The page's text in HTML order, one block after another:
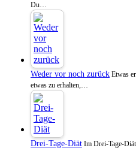
Du…
Weder vor noch zurück Etwas
etwas zu erhalten,…
Drei-Tage-Diät Im Drei-Tage-